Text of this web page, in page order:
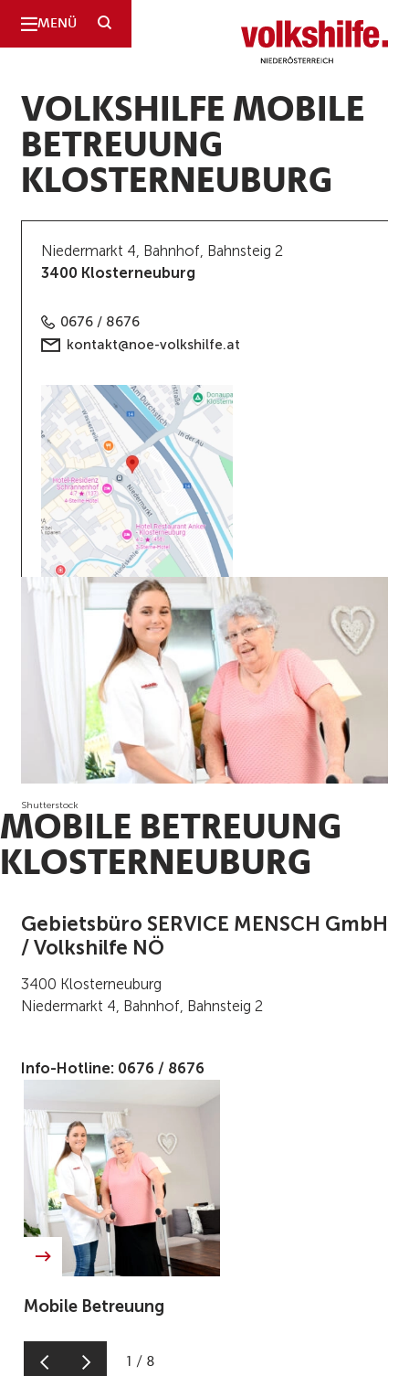
MENÜ SUCHE Niederösterreich
VOLKSHILFE MOBILE
BETREUUNG
KLOSTERNEUBURG
Niedermarkt 4, Bahnhof, Bahnsteig 2
3400 Klosterneuburg
0676 / 8676
kontakt@noe-volkshilfe.at
Shutterstock
MOBILE BETREUUNG
KLOSTERNEUBURG
Gebietsbüro SERVICE MENSCH GmbH
/ Volkshilfe NÖ
3400 Klosterneuburg
Niedermarkt 4, Bahnhof, Bahnsteig 2
Info-Hotline: 0676 / 8676
Mobile Betreuung
1 / 8